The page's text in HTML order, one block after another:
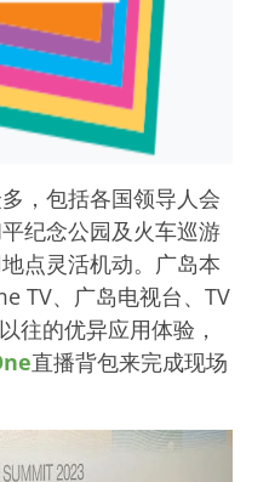
，包括各国领导人会
纪念公园及火车巡游
点灵活机动。广岛本
TV、广岛电视台、TV
往的优异应用体验，
直播背包来完成现场